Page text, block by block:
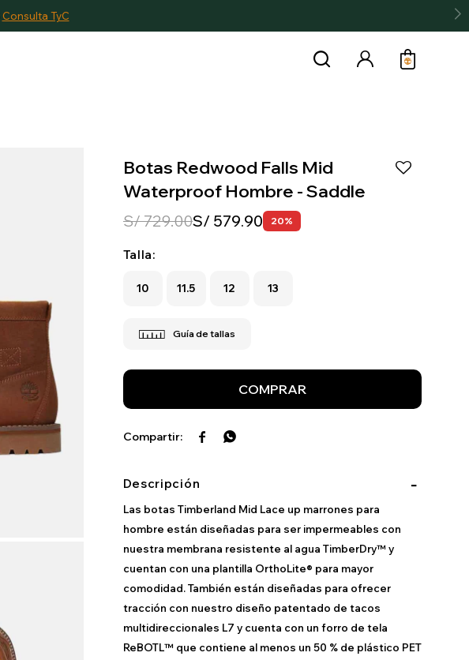
Consulta TyC
Botas Redwood Falls Mid
Waterproof Hombre - Saddle
S/ 579.90
S/729.00 20
Talla:
10 11.5 12 13
COMPRAR
 
Descripción
Las botas Timberland Mid Lace up marrones para
hombre están diseñadas para ser impermeables con
nuestra membrana resistente al agua TimberDry™ y
cuentan con una plantilla OrthoLite® para mayor
comodidad. También están diseñadas para ofrecer
tracción con nuestro diseño patentado de tacos
multidireccionales L7 y cuenta con un forro de tela
ReBOTL™ que contiene al menos un 50 % de plástico PET